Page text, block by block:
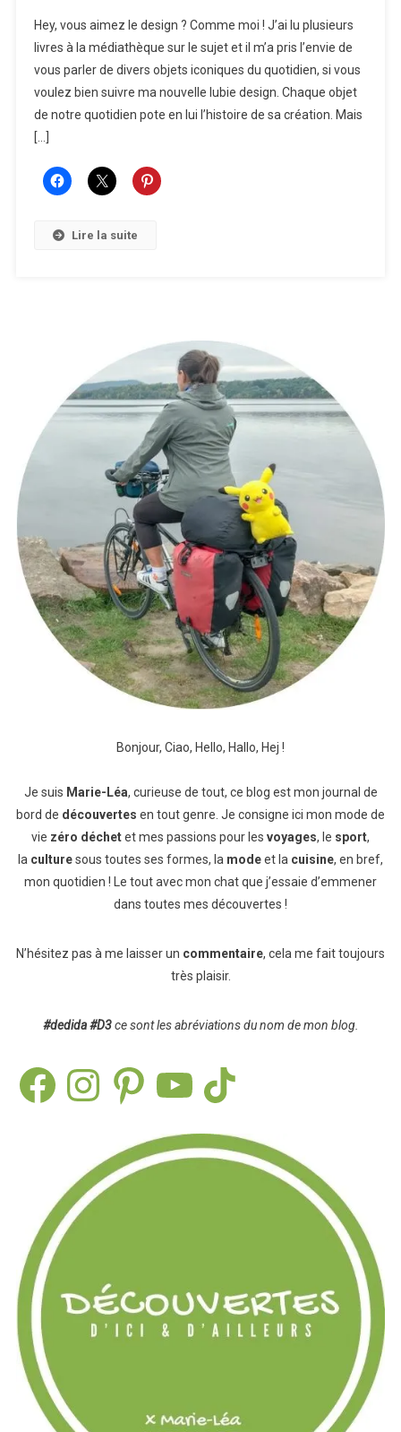
Objets
Iconiques
Du
Quotidien
Hey, vous aimez le design ? Comme moi ! J’ai lu plusieurs
livres à la médiathèque sur le sujet et il m’a pris l’envie de
vous parler de divers objets iconiques du quotidien, si vous
voulez bien suivre ma nouvelle lubie design. Chaque objet
de notre quotidien pote en lui l’histoire de sa création. Mais
[…]
Lire la suite
Bonjour, Ciao, Hello, Hallo, Hej !
Je suis Marie-Léa, curieuse de tout, ce blog est mon journal de
bord de découvertes en tout genre. Je consigne ici mon mode de
vie zéro déchetet mes passions pour les voyages, le sport,
la culturesous toutes ses formes, la modeet la cuisine, en bref,
mon quotidien ! Le tout avec mon chat que j’essaie d’emmener
dans toutes mes découvertes !
N’hésitez pas à me laisser un commentaire, cela me fait toujours
très plaisir.
#dedida #D3ce sont les abréviations du nom de mon blog.
FacebookInstagramPinterest TikTok